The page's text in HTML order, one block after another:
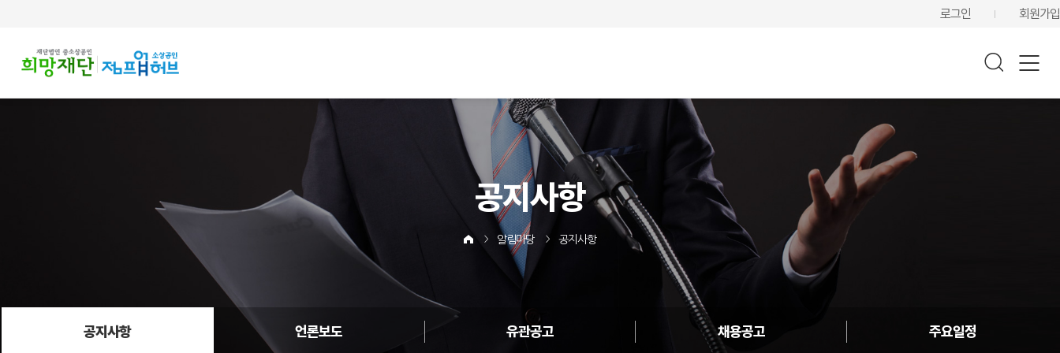
로그인 회원가입
공지사항
알림마당 공지사항
공지사항 언론보도 유관공고 채용공고 주요일정